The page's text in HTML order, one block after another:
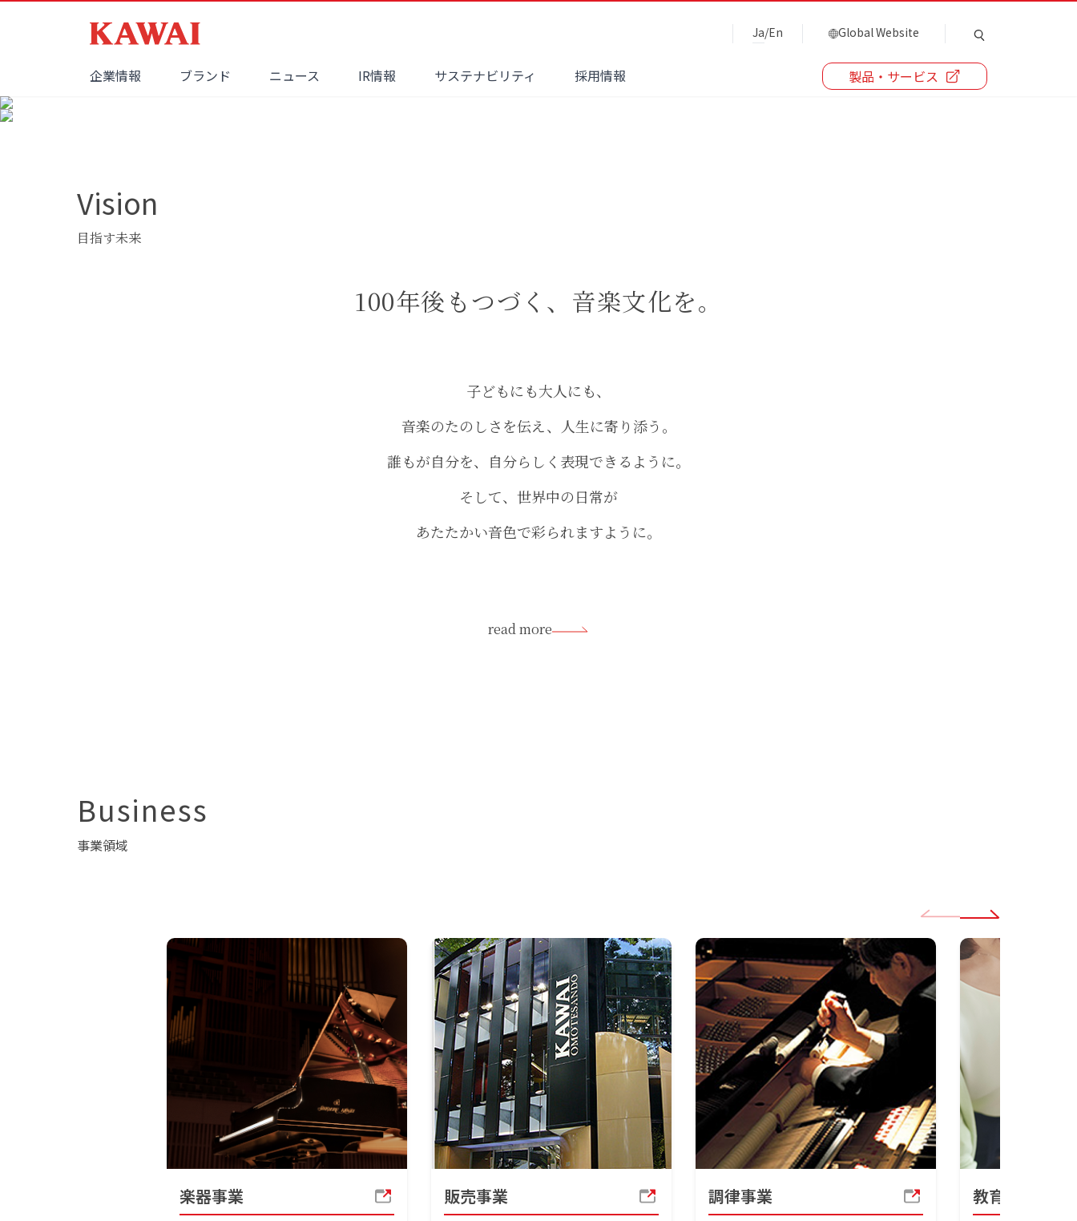
Ja/En Global Website
企業情報 ブランド ニュース IR情報 サステナビリティ 採用情報 製品・サービス
Vision
目指す未来
100年後もつづく、 音楽文化を。
子どもにも大人にも、
音楽のたのしさを伝え、人生に寄り添う。
誰もが自分を、自分らしく表現できるように。
そして、世界中の日常が
あたたかい音色で彩られますように。
read more
Business
事業領域
楽器事業 販売事業 調律事業 教育事業